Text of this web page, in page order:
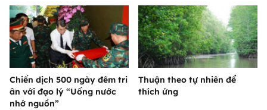
Chiến dịch 500 ngày đêm tri
ân với đạo lý “Uống nước
nhớ nguồn”
Thuận theo tự nhiên để
thích ứng